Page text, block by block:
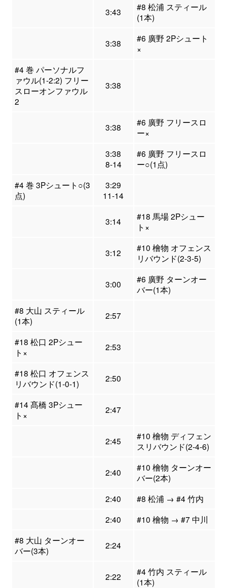
3:43
#8 松浦 スティール
(1本)
3:38
#6 廣野 2Pシュート
×
#4 巻 パーソナルフ
ァウル(1-2:2) フリー
スローオンファウル
2
3:38
3:38
#6 廣野 フリースロ
ー×
3:38
8-14
#6 廣野 フリースロ
ー○(1点)
#4 巻 3Pシュート○(3
点)
3:29
11-14
3:14
#18 馬場 2Pシュー
ト×
3:12
#10 檜物 オフェンス
リバウンド(2-3-5)
3:00
#6 廣野 ターンオー
バー(1本)
#8 大山 スティール
(1本)
2:57
#18 松口 2Pシュー
ト×
2:53
#18 松口 オフェンス
リバウンド(1-0-1)
2:50
#14 髙橋 3Pシュー
ト×
2:47
2:45
#10 檜物 ディフェン
スリバウンド(2-4-6)
2:40
#10 檜物 ターンオー
バー(2本)
2:40
#8 松浦 → #4 竹内
2:40
#10 檜物 → #7 中川
#8 大山 ターンオー
バー(3本)
2:24
2:22
#4 竹内 スティール
(1本)